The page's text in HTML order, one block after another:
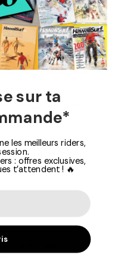
résistance à l'usure
les chocs pour un
mouvement
:Conçu pour
la durabilité
de forme
cheville pour un
:Core Black
pour un look
sur ta
les meilleurs riders,
: offres exclusives,
t’attendent ! 🔥